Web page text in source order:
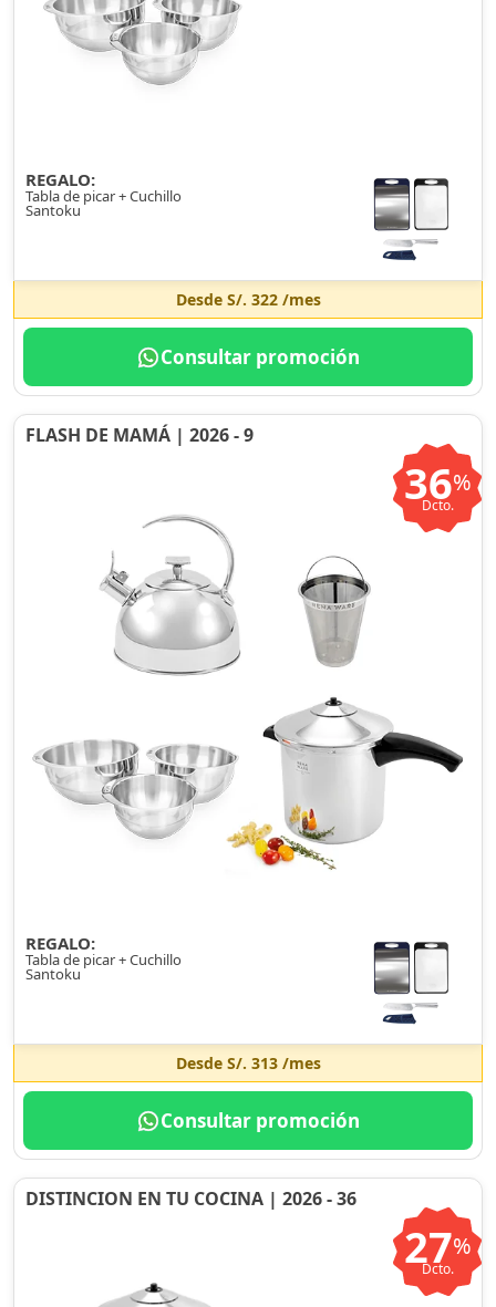
REGALO:
Tabla de picar + Cuchillo
Santoku
Desde S/. 322/mes
Consultar promoción
FLASH DE MAMÁ | 2026 - 9
36%
Dcto.
REGALO:
Tabla de picar + Cuchillo
Santoku
Desde S/. 313/mes
Consultar promoción
DISTINCION EN TU COCINA | 2026 - 36
27%
Dcto.